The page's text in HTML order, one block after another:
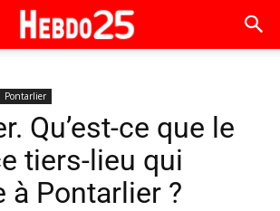
Pontarlier
Qu’est-ce que le
tiers-lieu qui
à Pontarlier ?